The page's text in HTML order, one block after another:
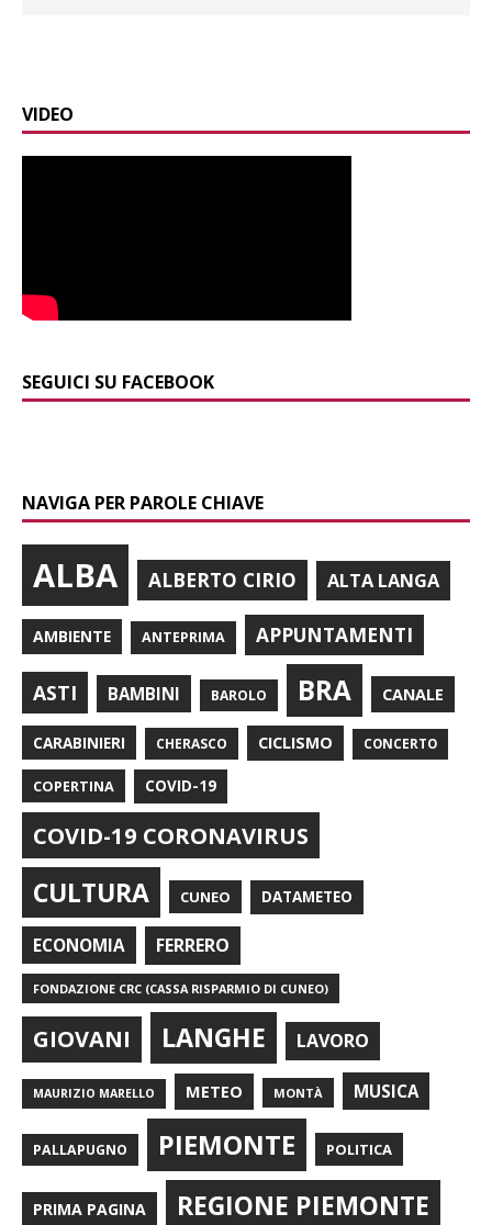
VIDEO
SEGUICI SU FACEBOOK
NAVIGA PER PAROLE CHIAVE
ALBA ALBERTO CIRIO ALTA LANGA
AMBIENTE ANTEPRIMA APPUNTAMENTI
ASTI BAMBINI BAROLO BRA CANALE
CARABINIERI CHERASCO CICLISMO CONCERTO
COPERTINA COVID-19
COVID-19 CORONAVIRUS
CULTURA CUNEO DATAMETEO
ECONOMIA FERRERO
FONDAZIONE CRC (CASSA RISPARMIO DI CUNEO)
GIOVANI LANGHE LAVORO
MAURIZIO MARELLO METEO MONTÀ MUSICA
PALLAPUGNO PIEMONTE POLITICA
PRIMA PAGINA REGIONE PIEMONTE